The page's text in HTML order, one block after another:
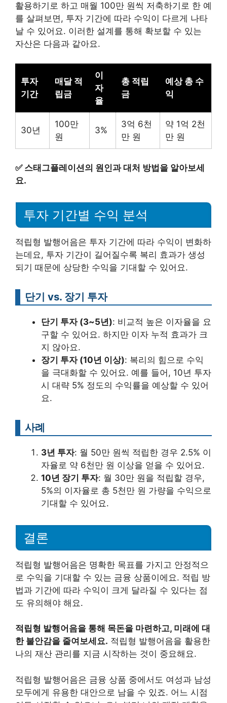
활용하기로 하고 매월 100만 원씩 저축하기로 한 예
를 살펴보면, 투자 기간에 따라 수익이 다르게 나타
날 수 있어요. 이러한 설계를 통해 확보할 수 있는
자산은 다음과 같아요.
투자
기간
매달 적
립금
이
자
율
총 적립
금
예상 총 수
익
30년
100만
원
3%
3억 6천
만 원
약 1억 2천
만 원
✅ 스태그플레이션의 원인과 대처 방법을 알아보세
요.
투자 기간별 수익 분석
적립형 발행어음은 투자 기간에 따라 수익이 변화하
는데요, 투자 기간이 길어질수록 복리 효과가 생성
되기 때문에 상당한 수익을 기대할 수 있어요.
단기 vs. 장기 투자
단기 투자 (3~5년): 비교적 높은 이자율을 요
구할 수 있어요. 하지만 이자 누적 효과가 크
지 않아요.
장기 투자 (10년 이상): 복리의 힘으로 수익
을 극대화할 수 있어요. 예를 들어, 10년 투자
시 대략 5% 정도의 수익률을 예상할 수 있어
요.
사례
3년 투자: 월 50만 원씩 적립한 경우 2.5% 이
자율로 약 6천만 원 이상을 얻을 수 있어요.
10년 장기 투자: 월 30만 원을 적립할 경우,
5%의 이자율로 총 5천만 원 가량을 수익으로
기대할 수 있어요.
결론
적립형 발행어음은 명확한 목표를 가지고 안정적으
로 수익을 기대할 수 있는 금융 상품이에요. 적립 방
법과 기간에 따라 수익이 크게 달라질 수 있다는 점
도 유의해야 해요.
적립형 발행어음을 통해 목돈을 마련하고, 미래에 대
한 불안감을 줄여보세요. 적립형 발행어음을 활용한
나의 재산 관리를 지금 시작하는 것이 중요해요.
적립형 발행어음은 금융 상품 중에서도 여성과 남성
모두에게 유용한 대안으로 남을 수 있죠. 어느 시점